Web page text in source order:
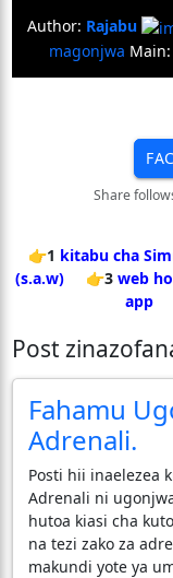
Author: Rajabu
magonjwa Main:
Share
👉1 kitabu cha
(s.a.w)
👉3 web
app
Post
Fahamu
Adrenali.
Posti hii inaelezea
Adrenali ni
hutoa kiasi cha
na tezi zako za
makundi yote ya